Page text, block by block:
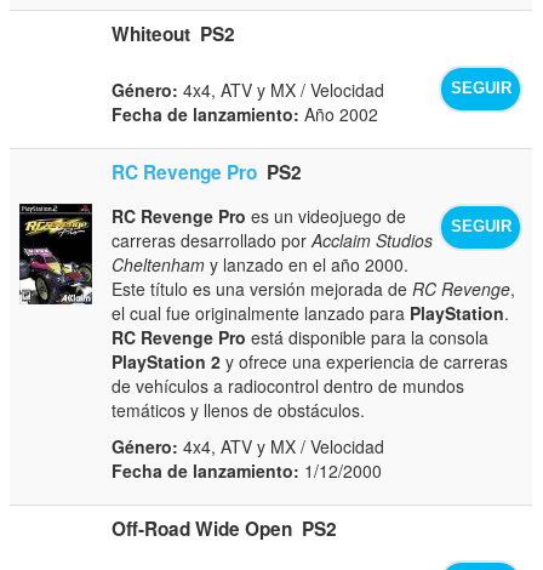
Whiteout PS2
SEGUIR
Género: 4x4, ATV y MX / Velocidad
Fecha de lanzamiento: Año 2002
RC Revenge Pro PS2
SEGUIR
RC Revenge Pro es un videojuego de
carreras desarrollado porAcclaim Studios
Cheltenham y lanzado en el año 2000.
Este título es una versión mejorada de RC Revenge,
el cual fue originalmente lanzado para PlayStation.
RC Revenge Pro está disponible para la consola
PlayStation 2 y ofrece una experiencia de carreras
de vehículos a radiocontrol dentro de mundos
temáticos y llenos de obstáculos.
Género: 4x4, ATV y MX / Velocidad
Fecha de lanzamiento: 1/12/2000
Off-Road Wide Open PS2